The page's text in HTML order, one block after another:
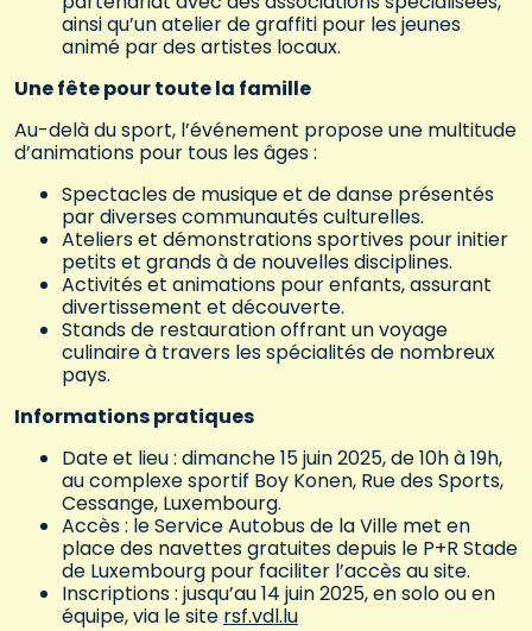
ainsi qu’unatelier de graffiti pour les jeunes
animé par des artistes locaux.
Une fête pour toute la famille
Au-delà du sport, l’événement propose une multitude
d’animations pour tous les âges :
Spectacles de musique et de danse présentés
par diverses communautés culturelles.
Ateliers et démonstrations sportives pour initier
petits et grands à de nouvelles disciplines.
Activités et animations pour enfants, assurant
divertissement et découverte.
Stands de restaurationoffrant un voyage
culinaire à travers les spécialités de nombreux
pays.
Informations pratiques
Date et lieu: dimanche 15 juin 2025, de 10h à 19h,
au complexe sportif Boy Konen, Rue des Sports,
Cessange, Luxembourg.
Accès: leService Autobus de la Ville met en
place des navettes gratuites depuis le P+R Stade
de Luxembourg pour faciliter l’accès au site.
Inscriptions: jusqu’au 14 juin 2025, en solo ou en
équipe, via le site rsf.vdl.lu